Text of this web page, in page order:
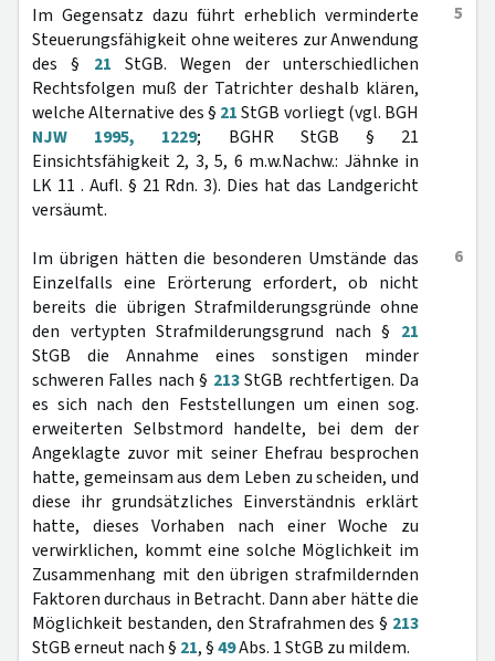
5
Im Gegensatz dazu führt erheblich verminderte
Steuerungsfähigkeit ohne weiteres zur Anwendung
des § 21 StGB. Wegen der unterschiedlichen
Rechtsfolgen muß der Tatrichter deshalb klären,
welche Alternative des § 21StGB vorliegt (vgl. BGH
NJW 1995, 1229; BGHR StGB § 21
Einsichtsfähigkeit 2, 3, 5, 6 m.w.Nachw.: Jähnke in
LK 11 . Aufl. § 21 Rdn. 3). Dies hat das Landgericht
versäumt.
6
Im übrigen hätten die besonderen Umstände das
Einzelfalls eine Erörterung erfordert, ob nicht
bereits die übrigen Strafmilderungsgründe ohne
den vertypten Strafmilderungsgrund nach § 21
StGB die Annahme eines sonstigen minder
schweren Falles nach § 213StGB rechtfertigen. Da
es sich nach den Feststellungen um einen sog.
erweiterten Selbstmord handelte, bei dem der
Angeklagte zuvor mit seiner Ehefrau besprochen
hatte, gemeinsam aus dem Leben zu scheiden, und
diese ihr grundsätzliches Einverständnis erklärt
hatte, dieses Vorhaben nach einer Woche zu
verwirklichen, kommt eine solche Möglichkeit im
Zusammenhang mit den übrigen strafmildernden
Faktoren durchaus in Betracht. Dann aber hätte die
Möglichkeit bestanden, den Strafrahmen des § 213
StGB erneut nach § 21, §49Abs. 1 StGB zu mildem.